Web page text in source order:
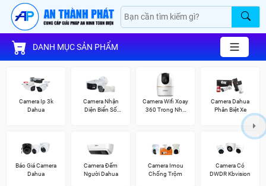
DANH MỤC SẢN PHẨM
Camera Ip 3k
Dahua
Camera Nhận
Diện Biển Số
Camera Wifi Xoay
360 Trong Nhà
Camera Dahua
Phân Biệt Xe
Báo Giá Camera
Dahua
Camera Đếm
Người Dahua
Camera Imou
Chống Trộm
Camera Có
DWDR Kbvision